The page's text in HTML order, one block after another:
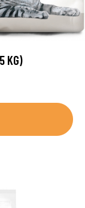
KG)